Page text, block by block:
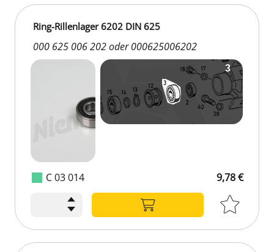
C 03 014
Ring-Rillenlager 6202 DIN 625
000 625 006 202 oder 000625006202
9,78 €